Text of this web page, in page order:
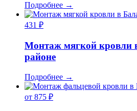
Подробнее →
431 ₽
Монтаж мягкой кровли
районе
Подробнее →
от 875 ₽